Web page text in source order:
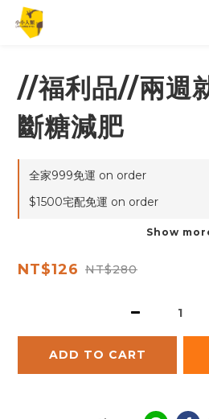
//福利品//兩週
斷糖減肥
全家999免運 on order
$1500宅配免運 on order
Show
NT$126 NT$280
ADD TO CART